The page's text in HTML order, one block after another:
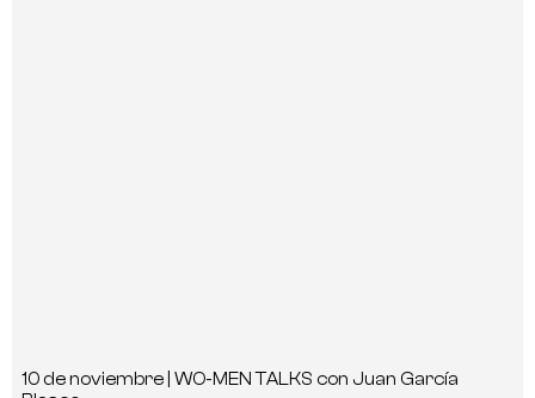
10 de noviembre | WO-MEN TALKS con Juan García